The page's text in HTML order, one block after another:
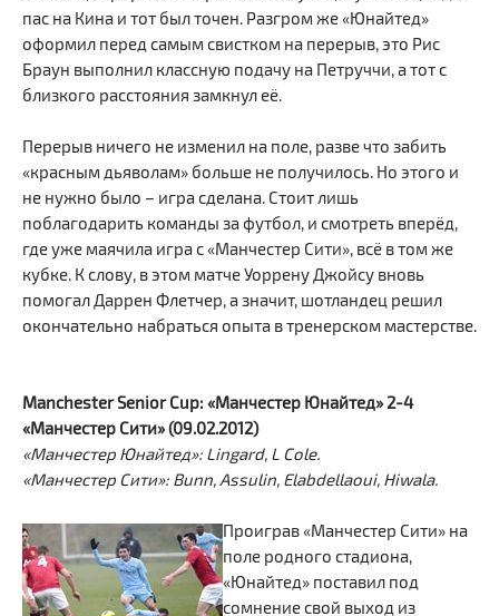
пас на Кина и тот был точен. Разгром же «Юнайтед»
оформил перед самым свистком на перерыв, это Рис
Браун выполнил классную подачу на Петруччи, а тот с
близкого расстояния замкнул её.
Перерыв ничего не изменил на поле, разве что забить
«красным дьяволам» больше не получилось. Но этого и
не нужно было – игра сделана. Стоит лишь
поблагодарить команды за футбол, и смотреть вперёд,
где уже маячила игра с «Манчестер Сити», всё в том же
кубке. К слову, в этом матче Уоррену Джойсу вновь
помогал Даррен Флетчер, а значит, шотландец решил
окончательно набраться опыта в тренерском мастерстве.
Manchester Senior Cup: «Манчестер Юнайтед» 2-4
«Манчестер Сити» (09.02.2012)
«Манчестер Юнайтед»: Lingard, L Cole.
«Манчестер Сити»: Bunn, Assulin, Elabdellaoui, Hiwala.
Проиграв «Манчестер Сити» на
поле родного стадиона,
«Юнайтед» поставил под
сомнение свой выход из